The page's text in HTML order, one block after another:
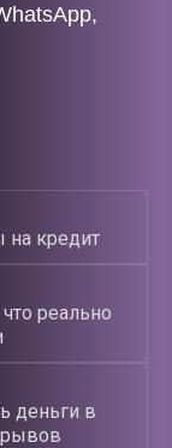
кредит
реально
деньги в